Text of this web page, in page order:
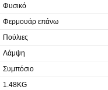
Φυσικό
Φερμουάρ επάνω
Πούλιες
Λάμψη
Συμπόσιο
1.48KG